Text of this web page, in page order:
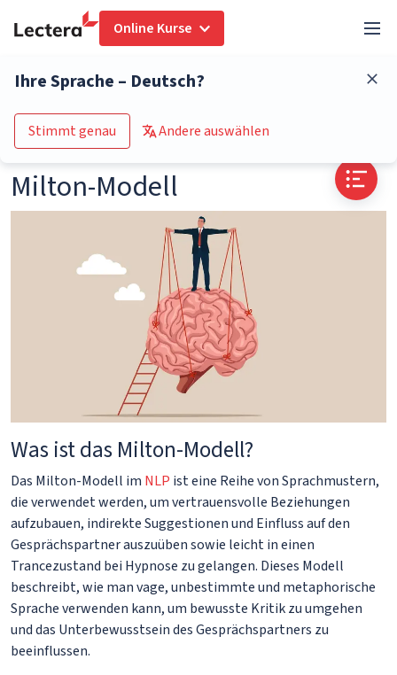
Online Kurse
Ihre Sprache – Deutsch?
Stimmt genau Andere auswählen
Zum Kurs-Katalog
Milton-Modell
Was ist das Milton-Modell?
Das Milton-Modell im NLP ist eine Reihe von Sprachmustern,
die verwendet werden, um vertrauensvolle Beziehungen
aufzubauen, indirekte Suggestionen und Einfluss auf den
Gesprächspartner auszuüben sowie leicht in einen
Trancezustand bei Hypnose zu gelangen. Dieses Modell
beschreibt, wie man vage, unbestimmte und metaphorische
Sprache verwenden kann, um bewusste Kritik zu umgehen
und das Unterbewusstsein des Gesprächspartners zu
beeinflussen.